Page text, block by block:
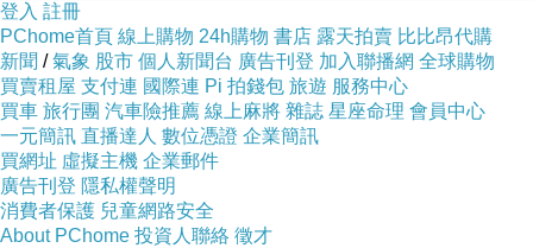
登入 註冊
PChome首頁 線上購物 24h購物 書店 露天拍賣 比比昂代購
新聞 /氣象 股市 個人新聞台 廣告刊登 加入聯播網 全球購物
買賣租屋 支付連 國際連 Pi 拍錢包 旅遊 服務中心
買車 旅行團 汽車險推薦 線上麻將 雜誌 星座命理 會員中心
一元簡訊 直播達人 數位憑證 企業簡訊
買網址 虛擬主機 企業郵件
廣告刊登 隱私權聲明
消費者保護 兒童網路安全
About PChome 投資人聯絡 徵才